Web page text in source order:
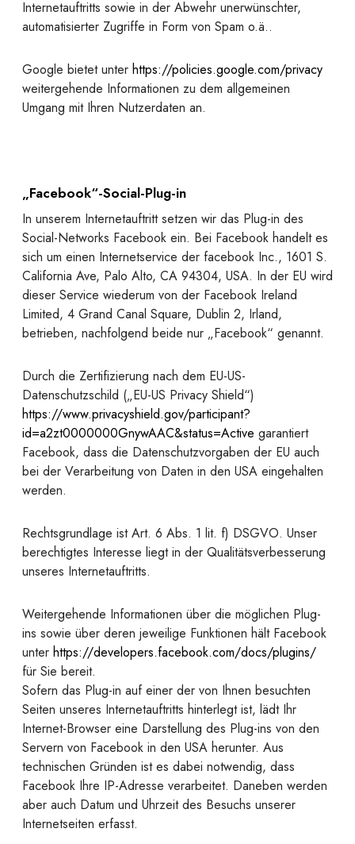
Internetauftritts sowie in der Abwehr unerwünschter,
automatisierter Zugriffe in Form von Spam o.ä..
Google bietet unter https://policies.google.com/privacy
weitergehende Informationen zu dem allgemeinen
Umgang mit Ihren Nutzerdaten an.
„Facebook“-Social-Plug-in
In unserem Internetauftritt setzen wir das Plug-in des
Social-Networks Facebook ein. Bei Facebook handelt es
sich um einen Internetservice der facebook Inc., 1601 S.
California Ave, Palo Alto, CA 94304, USA. In der EU wird
dieser Service wiederum von der Facebook Ireland
Limited, 4 Grand Canal Square, Dublin 2, Irland,
betrieben, nachfolgend beide nur „Facebook“ genannt.
Durch die Zertifizierung nach dem EU-US-
Datenschutzschild („EU-US Privacy Shield“)
https://www.privacyshield.gov/participant?
id=a2zt0000000GnywAAC&status=Active garantiert
Facebook, dass die Datenschutzvorgaben der EU auch
bei der Verarbeitung von Daten in den USA eingehalten
werden.
Rechtsgrundlage ist Art. 6 Abs. 1 lit. f) DSGVO. Unser
berechtigtes Interesse liegt in der Qualitätsverbesserung
unseres Internetauftritts.
Weitergehende Informationen über die möglichen Plug-
ins sowie über deren jeweilige Funktionen hält Facebook
unter https://developers.facebook.com/docs/plugins/
für Sie bereit.
Sofern das Plug-in auf einer der von Ihnen besuchten
Seiten unseres Internetauftritts hinterlegt ist, lädt Ihr
Internet-Browser eine Darstellung des Plug-ins von den
Servern von Facebook in den USA herunter. Aus
technischen Gründen ist es dabei notwendig, dass
Facebook Ihre IP-Adresse verarbeitet. Daneben werden
aber auch Datum und Uhrzeit des Besuchs unserer
Internetseiten erfasst.